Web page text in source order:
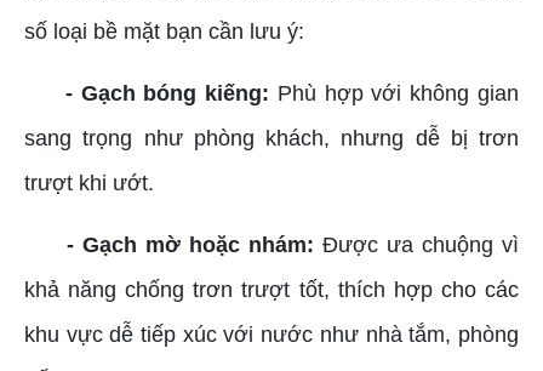
số loại bề mặt bạn cần lưu ý:
- Gạch bóng kiếng: Phù hợp với không gian
sang trọng như phòng khách, nhưng dễ bị trơn
trượt khi ướt.
- Gạch mờ hoặc nhám: Được ưa chuộng vì
khả năng chống trơn trượt tốt, thích hợp cho các
khu vực dễ tiếp xúc với nước như nhà tắm, phòng